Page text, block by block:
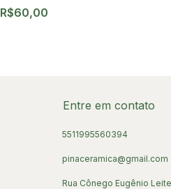
R$60,00
Entre em contato
5511995560394
pinaceramica@gmail.com
Rua Cônego Eugênio